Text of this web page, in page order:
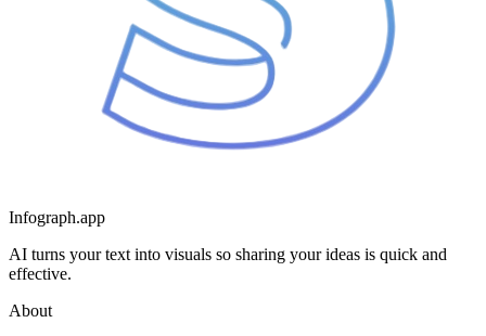
Infograph.app
AI turns your text into visuals so sharing your ideas is quick and
effective.
About